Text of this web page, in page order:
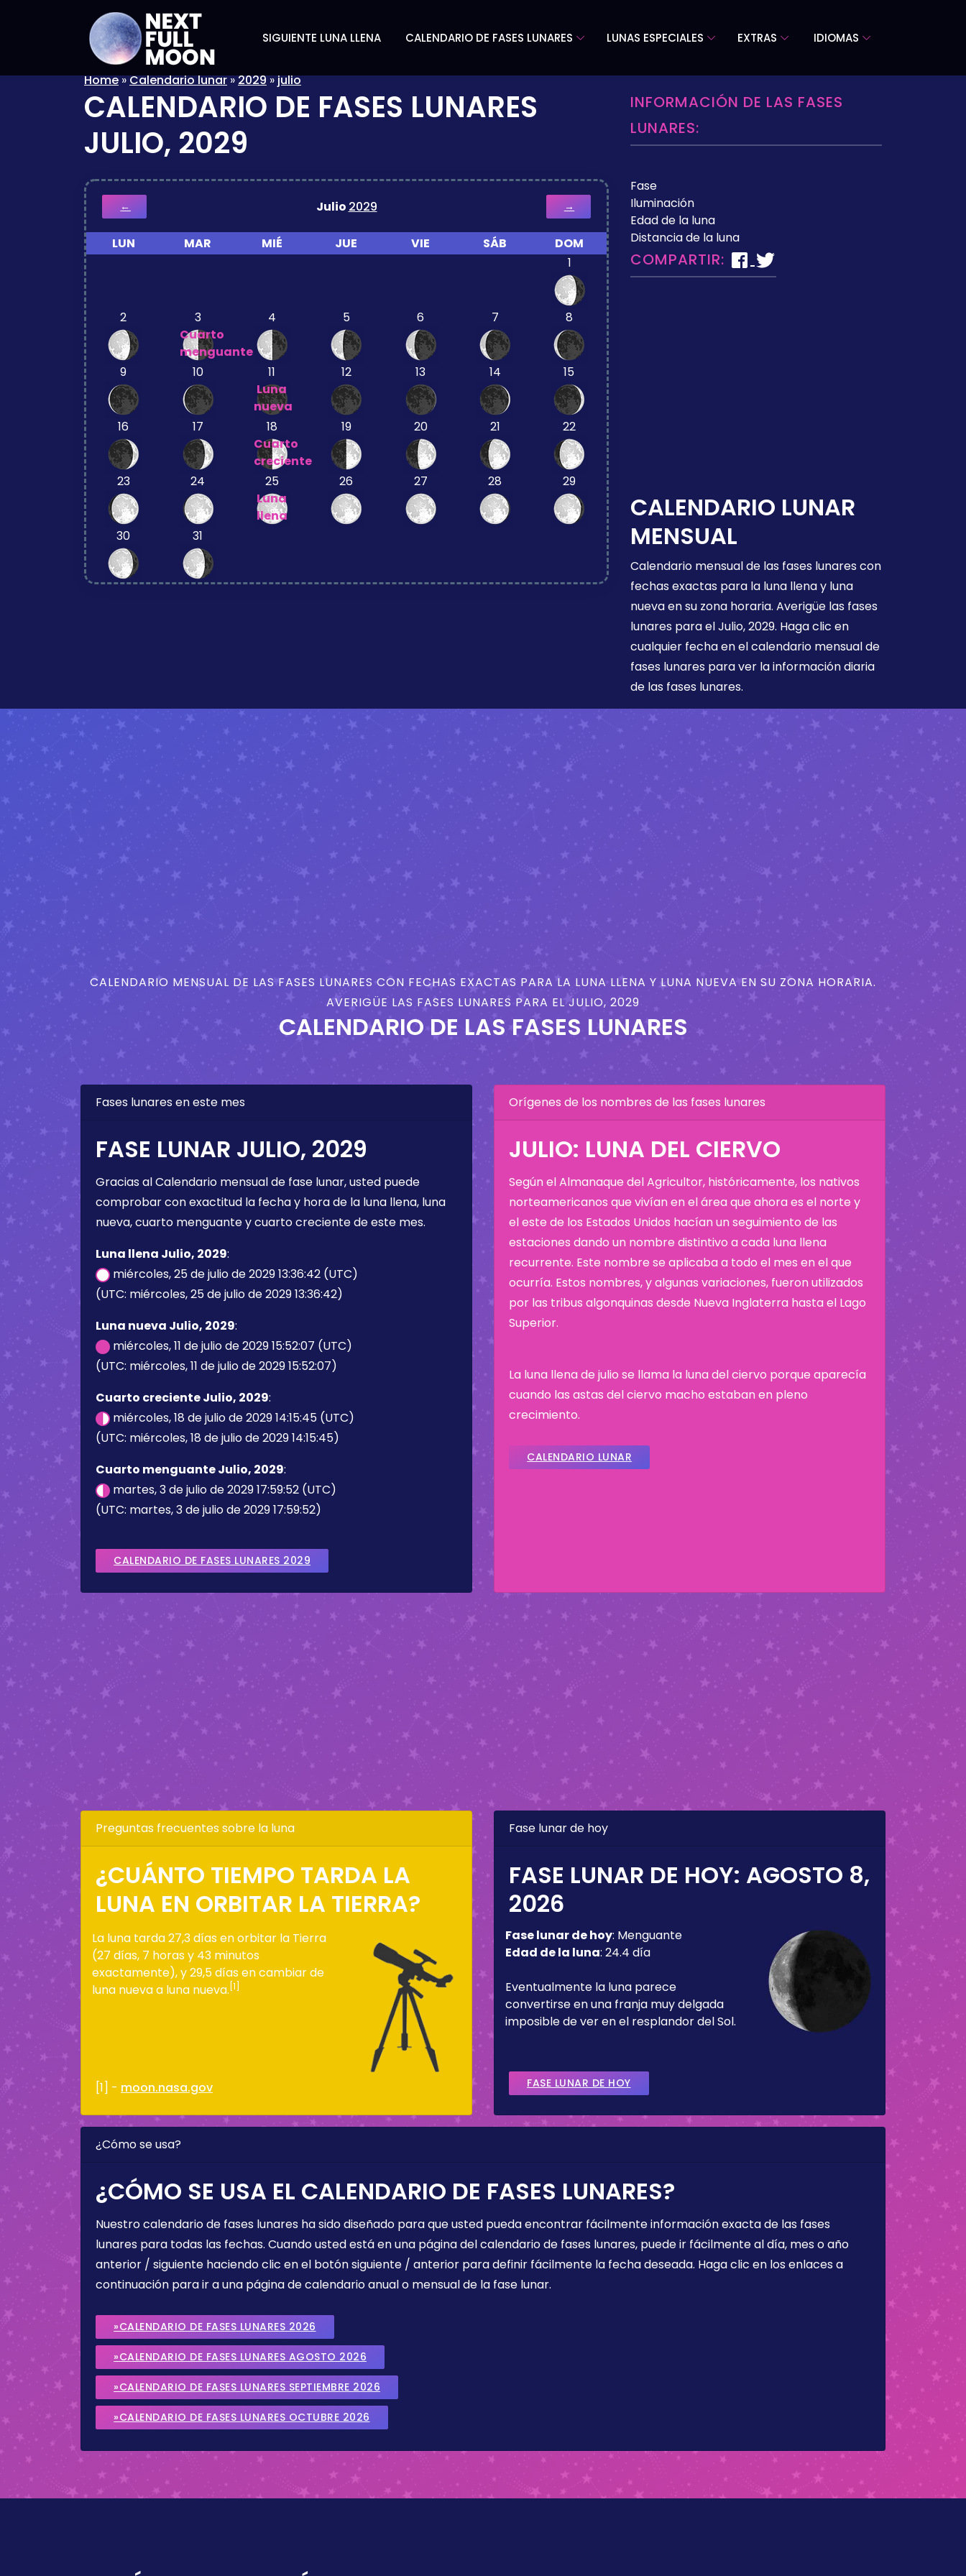
SIGUIENTE LUNA LLENA CALENDARIO DE FASES LUNARES LUNAS ESPECIALES EXTRAS IDIOMAS
Home»Calendario lunar»2029»julio
CALENDARIO DE FASES LUNARES
JULIO, 2029
← Julio 2029 →
LUN MAR MIÉ JUE VIE SÁB
DOM
1
2
3
Cuarto
menguante
4 5 6 7 8
9 10
11
Luna
nueva
12 13 14 15
16 17
18
Cuarto
creciente
19 20 21 22
23 24
25
Luna
llena
26 27 28 29
30 31
INFORMACIÓN DE LAS FASES
LUNARES:
Fase
Iluminación
Edad de la luna
Distancia de la luna
COMPARTIR:
CALENDARIO LUNAR
MENSUAL
Calendario mensual de las fases lunares con
fechas exactas para la luna llena y luna
nueva en su zona horaria. Averigüe las fases
lunares para el Julio, 2029. Haga clic en
cualquier fecha en el calendario mensual de
fases lunares para ver la información diaria
de las fases lunares.
CALENDARIO MENSUAL DE LAS FASES LUNARES CON FECHAS EXACTAS PARA LA LUNA LLENA Y LUNA NUEVA EN SU ZONA HORARIA.
AVERIGÜE LAS FASES LUNARES PARA EL JULIO, 2029
CALENDARIO DE LAS FASES LUNARES
Fases lunares en este mes
FASE LUNAR JULIO, 2029
Gracias al Calendario mensual de fase lunar, usted puede
comprobar con exactitud la fecha y hora de la luna llena, luna
nueva, cuarto menguante y cuarto creciente de este mes.
Luna llena Julio, 2029:
miércoles, 25 de julio de 2029 13:36:42 (UTC)
(UTC: miércoles, 25 de julio de 2029 13:36:42)
Luna nueva Julio, 2029:
miércoles, 11 de julio de 2029 15:52:07 (UTC)
(UTC: miércoles, 11 de julio de 2029 15:52:07)
Cuarto creciente Julio, 2029:
miércoles, 18 de julio de 2029 14:15:45 (UTC)
(UTC: miércoles, 18 de julio de 2029 14:15:45)
Cuarto menguante Julio, 2029:
martes, 3 de julio de 2029 17:59:52 (UTC)
(UTC: martes, 3 de julio de 2029 17:59:52)
CALENDARIO DE FASES LUNARES 2029
Orígenes de los nombres de las fases lunares
JULIO: LUNA DEL CIERVO
Según el Almanaque del Agricultor, históricamente, los nativos
norteamericanos que vivían en el área que ahora es el norte y
el este de los Estados Unidos hacían un seguimiento de las
estaciones dando un nombre distintivo a cada luna llena
recurrente. Este nombre se aplicaba a todo el mes en el que
ocurría. Estos nombres, y algunas variaciones, fueron utilizados
por las tribus algonquinas desde Nueva Inglaterra hasta el Lago
Superior.
La luna llena de julio se llama la luna del ciervo porque aparecía
cuando las astas del ciervo macho estaban en pleno
crecimiento.
CALENDARIO LUNAR
Preguntas frecuentes sobre la luna
¿CUÁNTO TIEMPO TARDA LA
LUNA EN ORBITAR LA TIERRA?
La luna tarda 27,3 días en orbitar la Tierra
(27 días, 7 horas y 43 minutos
exactamente), y 29,5 días en cambiar de
luna nueva a luna nueva. [1]
[1] - moon.nasa.gov
Fase lunar de hoy
FASE LUNAR DE HOY: AGOSTO 8,
2026
Fase lunar de hoy: Menguante
Edad de la luna: 24.4 día
Eventualmente la luna parece
convertirse en una franja muy delgada
imposible de ver en el resplandor del Sol.
FASE LUNAR DE HOY
¿Cómo se usa?
¿CÓMO SE USA EL CALENDARIO DE FASES LUNARES?
Nuestro calendario de fases lunares ha sido diseñado para que usted pueda encontrar fácilmente información exacta de las fases
lunares para todas las fechas. Cuando usted está en una página del calendario de fases lunares, puede ir fácilmente al día, mes o año
anterior / siguiente haciendo clic en el botón siguiente / anterior para definir fácilmente la fecha deseada. Haga clic en los enlaces a
continuación para ir a una página de calendario anual o mensual de la fase lunar.
»CALENDARIO DE FASES LUNARES 2026
»CALENDARIO DE FASES LUNARES AGOSTO 2026
»CALENDARIO DE FASES LUNARES SEPTIEMBRE 2026
»CALENDARIO DE FASES LUNARES OCTUBRE 2026